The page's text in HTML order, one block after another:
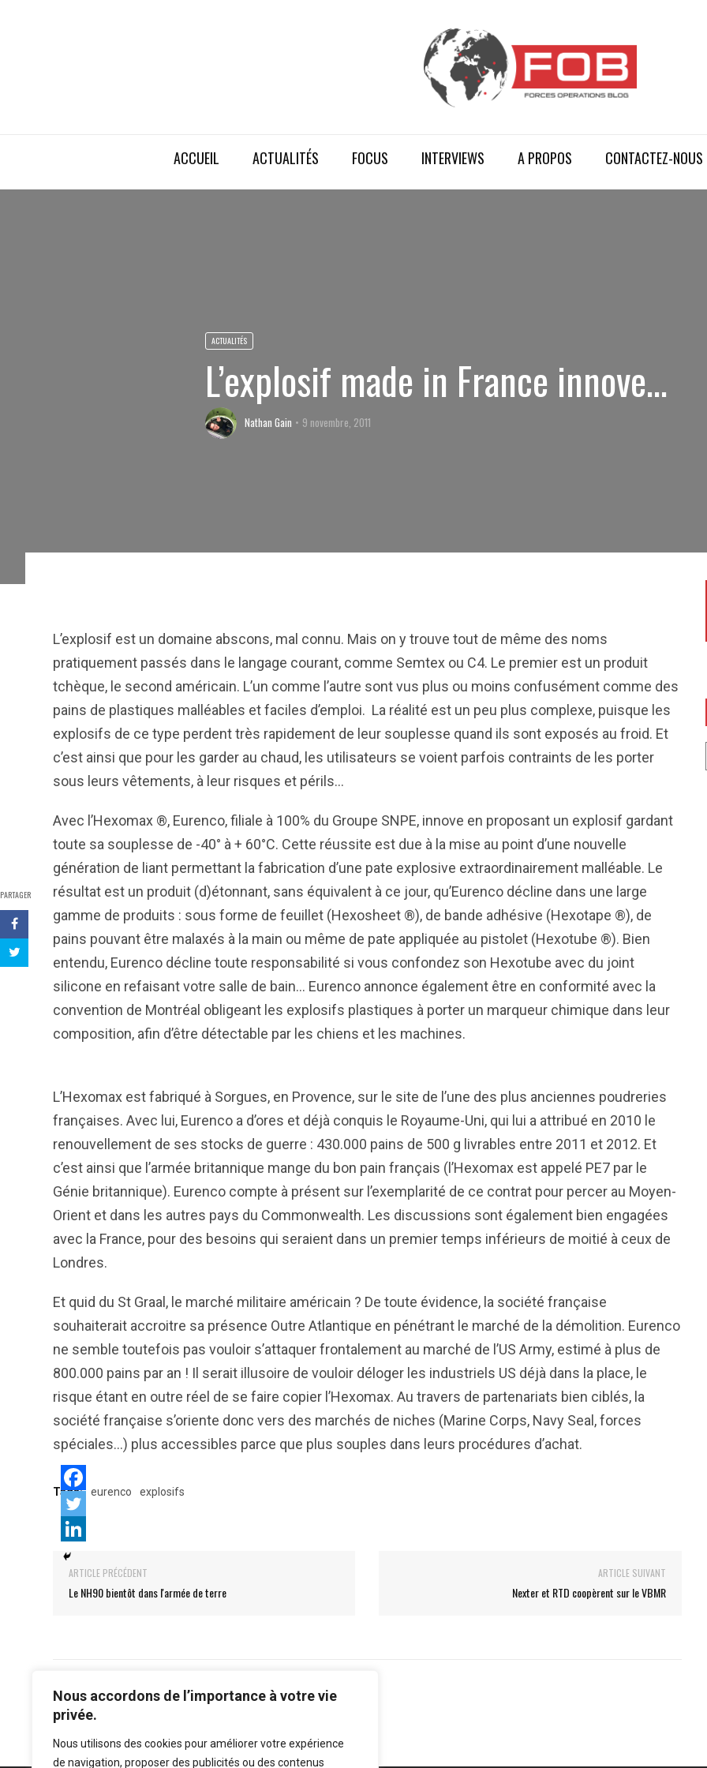
Nous accordons de l’importance à votre vie
privée.
Nous utilisons des cookies pour améliorer votre expérience
de navigation, proposer des publicités ou des contenus
ACCUEIL ACTUALITÉS FOCUS INTERVIEWS A PROPOS CONTACTEZ-NOUS
ACTUALITÉS
L’explosif made in France innove…
Nathan Gain 9 novembre, 2011
PARTAGER
L’explosif est un domaine abscons, mal connu. Mais on y trouve tout de même des noms
pratiquement passés dans le langage courant, comme Semtex ou C4. Le premier est un produit
tchèque, le second américain. L’un comme l’autre sont vus plus ou moins confusément comme des
pains de plastiques malléables et faciles d’emploi. La réalité est un peu plus complexe, puisque les
explosifs de ce type perdent très rapidement de leur souplesse quand ils sont exposés au froid. Et
c’est ainsi que pour les garder au chaud, les utilisateurs se voient parfois contraints de les porter
sous leurs vêtements, à leur risques et périls…
Avec l’Hexomax ®, Eurenco, filiale à 100% du Groupe SNPE, innove en proposant un explosif gardant
toute sa souplesse de -40° à + 60°C. Cette réussite est due à la mise au point d’une nouvelle
génération de liant permettant la fabrication d’une pate explosive extraordinairement malléable. Le
résultat est un produit (d)étonnant, sans équivalent à ce jour, qu’Eurenco décline dans une large
gamme de produits : sous forme de feuillet (Hexosheet ®), de bande adhésive (Hexotape ®), de
pains pouvant être malaxés à la main ou même de pate appliquée au pistolet (Hexotube ®). Bien
entendu, Eurenco décline toute responsabilité si vous confondez son Hexotube avec du joint
silicone en refaisant votre salle de bain… Eurenco annonce également être en conformité avec la
convention de Montréal obligeant les explosifs plastiques à porter un marqueur chimique dans leur
composition, afin d’être détectable par les chiens et les machines.
L’Hexomax est fabriqué à Sorgues, en Provence, sur le site de l’une des plus anciennes poudreries
françaises. Avec lui, Eurenco a d’ores et déjà conquis le Royaume-Uni, qui lui a attribué en 2010 le
renouvellement de ses stocks de guerre : 430.000 pains de 500 g livrables entre 2011 et 2012. Et
c’est ainsi que l’armée britannique mange du bon pain français (l’Hexomax est appelé PE7 par le
Génie britannique). Eurenco compte à présent sur l’exemplarité de ce contrat pour percer au Moyen-
Orient et dans les autres pays du Commonwealth. Les discussions sont également bien engagées
avec la France, pour des besoins qui seraient dans un premier temps inférieurs de moitié à ceux de
Londres.
Et quid du St Graal, le marché militaire américain ? De toute évidence, la société française
souhaiterait accroitre sa présence Outre Atlantique en pénétrant le marché de la démolition. Eurenco
ne semble toutefois pas vouloir s’attaquer frontalement au marché de l’US Army, estimé à plus de
800.000 pains par an ! Il serait illusoire de vouloir déloger les industriels US déjà dans la place, le
risque étant en outre réel de se faire copier l’Hexomax. Au travers de partenariats bien ciblés, la
société française s’oriente donc vers des marchés de niches (Marine Corps, Navy Seal, forces
spéciales…) plus accessibles parce que plus souples dans leurs procédures d’achat.
Tags: eurenco explosifs
ARTICLE PRÉCÉDENT
Le NH90 bientôt dans l'armée de terre
ARTICLE SUIVANT
Nexter et RTD coopèrent sur le VBMR